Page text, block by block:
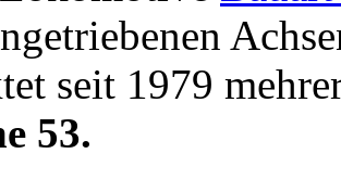
seit 1979
53.